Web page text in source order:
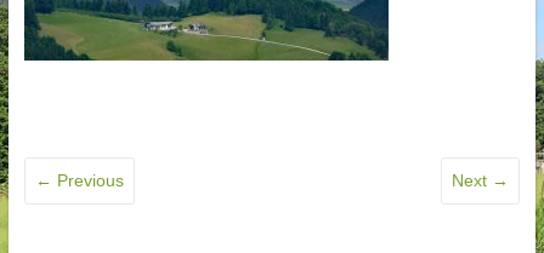
← Previous Next →